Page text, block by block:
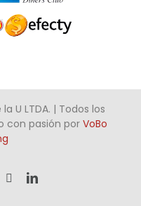
U LTDA. | Todos los
con pasión porVoBo
LinkedIn